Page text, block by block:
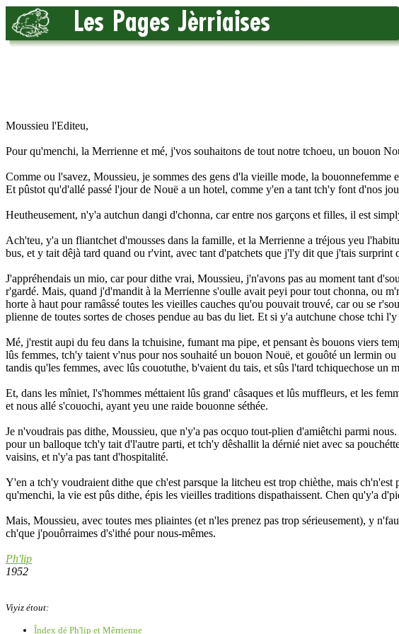
Moussieu l'Editeu,
Pour qu'menchi, la Merrienne et mé, j'vos souhaitons de tout notre tchoeu, un bouon
Comme ou l'savez, Moussieu, je sommes des gens d'la vieille mode, la
Et pûstot qu'd'allé passé l'jour de Nouë a un hotel, comme y'en a tant tch'y font d'nos
Heutheusement, n'y'a autchun dangi d'chonna, car entre nos garçons et filles, il est
Ach'teu, y'a un fliantchet d'mousses dans la famille, et la Merrienne a tréjous yeu
bus, et y tait dêjà tard quand ou r'vint, avec tant d'patchets que j'l'y dit que j'tais
J'appréhendais un mio, car pour dithe vrai, Moussieu, j'n'avons pas au moment tant
r'gardé. Mais, quand j'd'mandit à la Merrienne s'oulle avait peyi pour tout chonna, ou
horte à haut pour ramâssé toutes les vieilles cauches qu'ou pouvait trouvé, car ou se
plienne de toutes sortes de choses pendue au bas du liet. Et si y'a autchune chose tchi
Mé, j'restit aupi du feu dans la tchuisine, fumant ma pipe, et pensant ès bouons viers
lûs femmes, tch'y taient v'nus pour nos souhaité un bouon Nouë, et gouôté un lermin
tandis qu'les femmes, avec lûs couotuthe, b'vaient du tais, et sûs l'tard tchiquechose
Et, dans les mîniet, l's'hommes méttaient lûs grand' câsaques et lûs muffleurs, et les
et nous allé s'couochi, ayant yeu une raide bouonne séthée.
Je n'voudrais pas dithe, Moussieu, que n'y'a pas ocquo tout-plien d'amiêtchi parmi
pour un balloque tch'y tait d'l'autre parti, et tch'y dêshallit la dérnié niet avec sa
vaisins, et n'y'a pas tant d'hospitalité.
Y'en a tch'y voudraient dithe que ch'est parsque la litcheu est trop chièthe, mais
qu'menchi, la vie est pûs dithe, épis les vieilles traditions dispathaissent. Chen qu'y'a
Mais, Moussieu, avec toutes mes pliaintes (et n'les prenez pas trop sérieusement), y
ch'que j'pouôrraimes d's'ithé pour nous-mêmes.
Ph'lip
1952
Viyiz étout:
Îndex dé Ph'lip et Mêrrienne